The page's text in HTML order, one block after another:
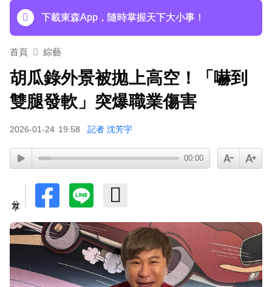
下載東森App，隨時掌握天下大小事！
家長曝「小S私下為人」徹底改觀 網友洗版認證
首頁 綜藝
胡瓜錄外景被拋上高空！「嚇到
雙腿發軟」突爆職業傷害
2026-01-24 19:58 記者 沈芳宇
00:00